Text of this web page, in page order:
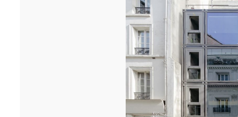
Nos logements bioclimatiques pour les étudiants de l'Université